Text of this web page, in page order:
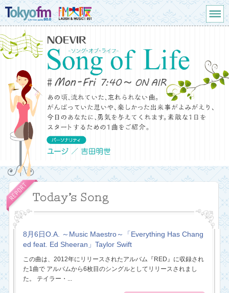
8月6日O.A. ～Music Maestro～「Everything Has Chang
ed feat. Ed Sheeran」Taylor Swift
この曲は、2012年にリリースされたアルバム『RED』に収録され
た1曲で アルバムから6枚目のシングルとしてリリースされまし
た。 テイラー・...